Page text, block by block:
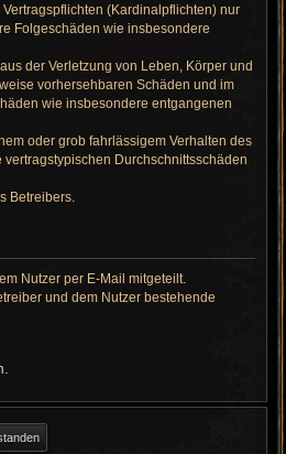
(Kardinalpflichten) nur
Folgeschäden wie insbesondere
der Verletzung von Leben, Körper und
vorhersehbaren Schäden und im
wie insbesondere entgangenen
oder grob fahrlässigem Verhalten des
Durchschnittsschäden
Betreibers.
Nutzer per E-Mail mitgeteilt.
und dem Nutzer bestehende